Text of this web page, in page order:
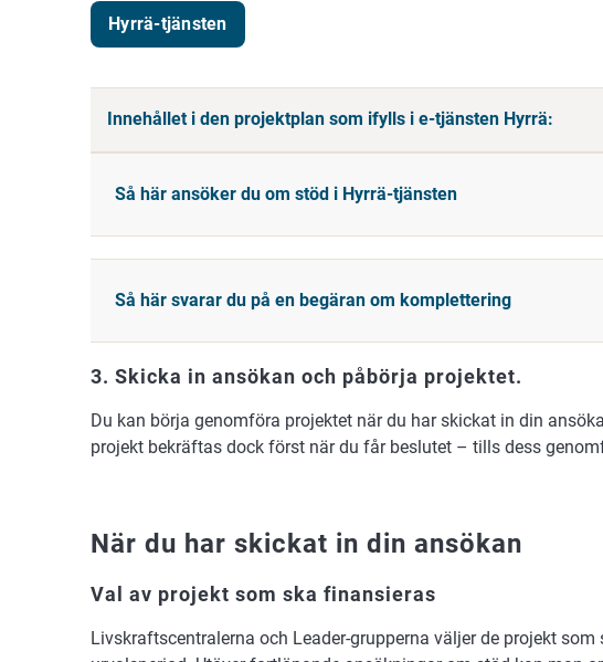
Hyrrä-tjänsten
Innehållet i den projektplan som ifylls i e-tjänsten Hyrrä:
Så här ansöker du om stöd i Hyrrä-tjänsten
Så här svarar du på en begäran om komplettering
3. Skicka in ansökan och påbörja projektet.
Du kan börja genomföra projektet när du har skickat in din
projekt bekräftas dock först när du får beslutet – tills dess
När du har skickat in din ansökan
Val av projekt som ska finansieras
Livskraftscentralerna och Leader-grupperna väljer de projekt som